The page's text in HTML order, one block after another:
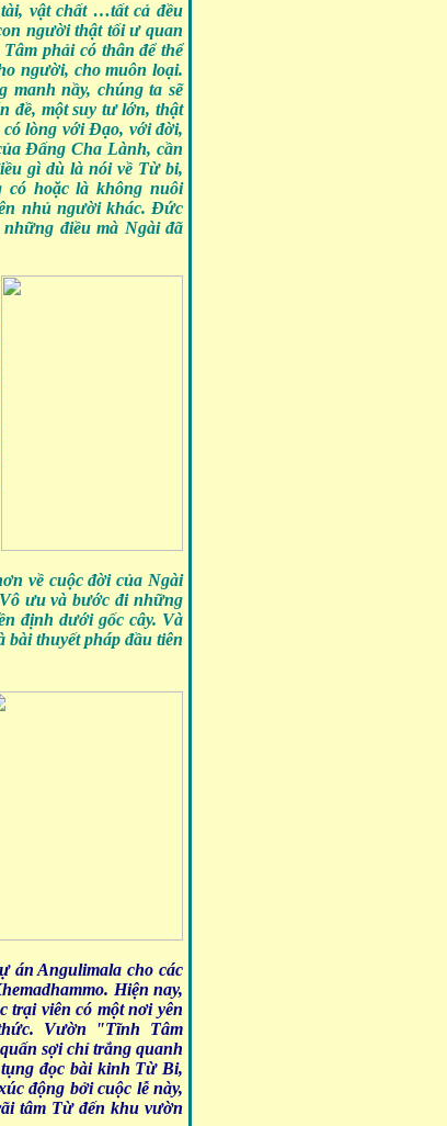
vật chất …tất cả đều
người thật tối ư quan
phải có thân để thể
người, cho muôn loại.
manh nầy, chúng ta sẽ
đề, một suy tư lớn, thật
lòng với Đạo, với đời,
Đấng Cha Lành, cần
gì dù là nói về Từ bi,
có hoặc là không nuôi
nhủ người khác. Đức
điều mà Ngài đã
về cuộc đời của Ngài
ưu và bước đi những
định dưới gốc cây. Và
thuyết pháp đầu tiên
án Angulimala cho các
Hiện nay,
trại viên có một nơi yên
Vườn "Tĩnh Tâm
sợi chỉ trắng quanh
đọc bài kinh Từ Bi,
động bởi cuộc lễ này,
tâm Từ đến khu vườn